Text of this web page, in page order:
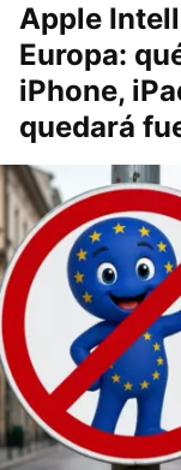
Apple
Europa:
iPhone,
quedará